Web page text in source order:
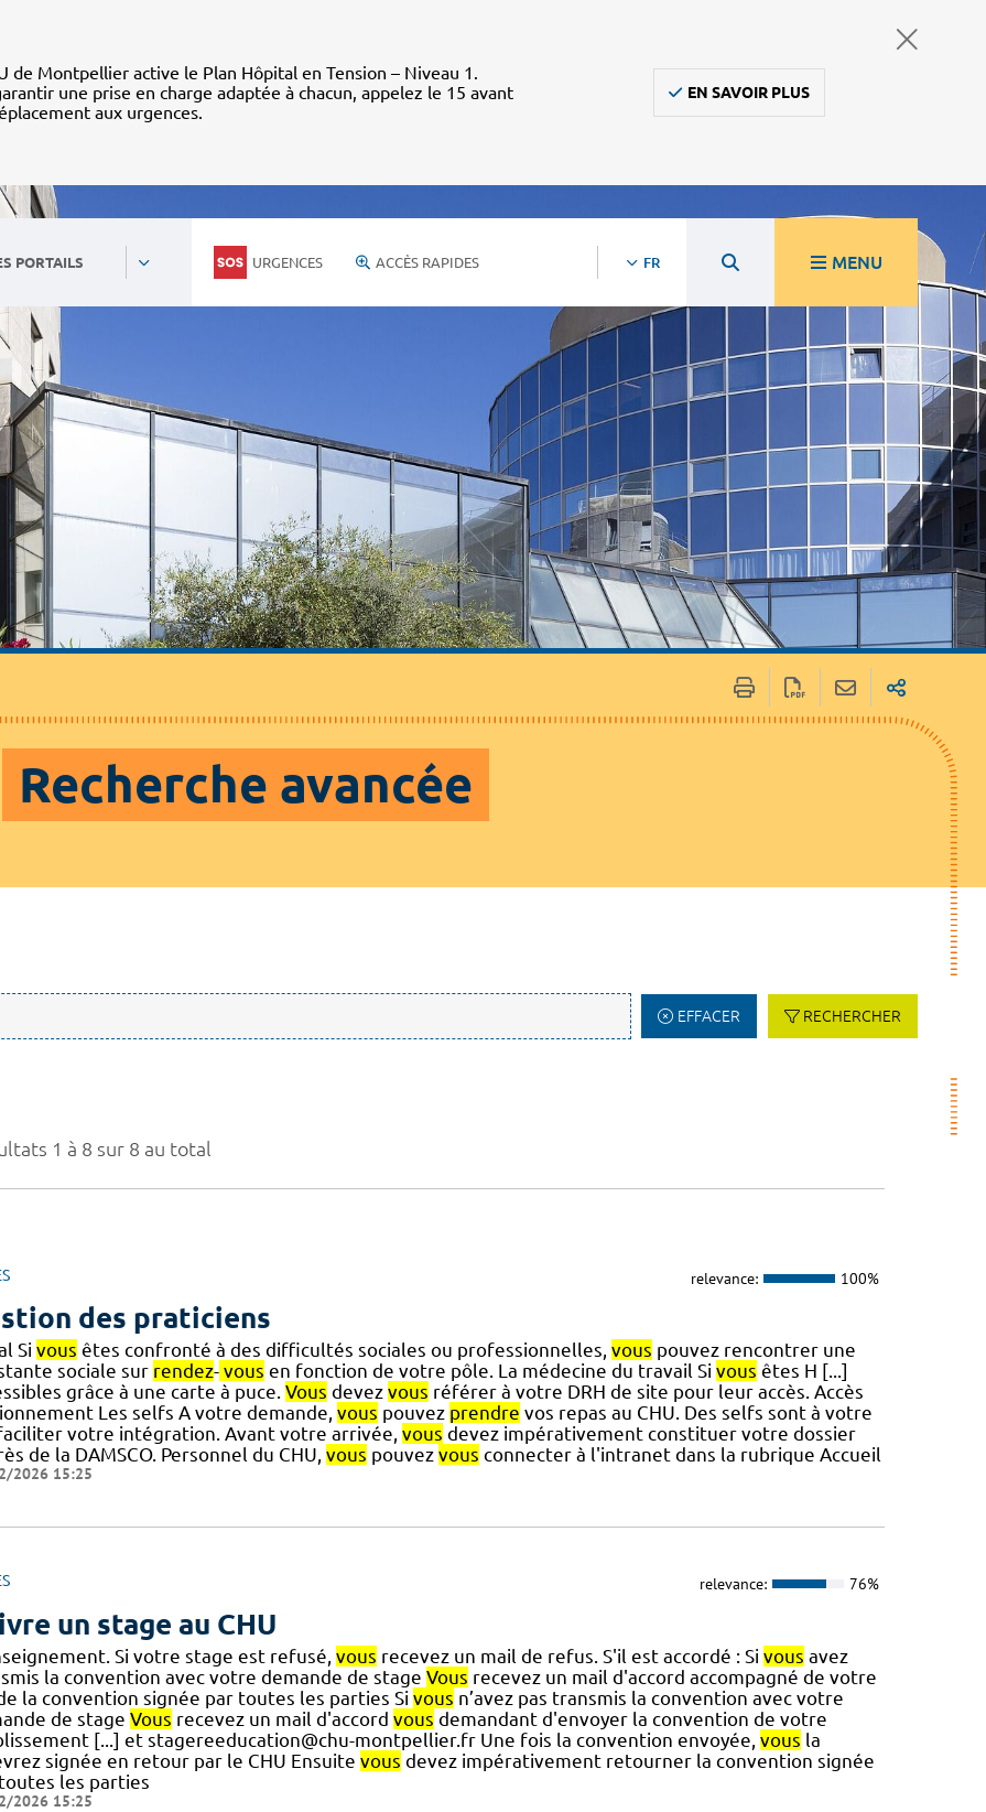
de Montpellier active le Plan Hôpital en Tension – Niveau 1.
une prise en charge adaptée à chacun, appelez le 15 avant
aux urgences.
EN SAVOIR PLUS
PORTAILS URGENCES ACCÈS RAPIDES FR MENU
Recherche avancée
EFFACER RECHERCHER
1 à 8 sur 8 au total
relevance: 100%
des praticiens
Si vous êtes confronté à des difficultés sociales ou professionnelles, vous pouvez rencontrer une
sociale sur rendez- vous en fonction de votre pôle. La médecine du travail Si vous êtes H [...]
grâce à une carte à puce. Vous devez vous référer à votre DRH de site pour leur accès. Accès
Les selfs A votre demande, vous pouvez prendre vos repas au CHU. Des selfs sont à votre
votre intégration. Avant votre arrivée, vous devez impérativement constituer votre dossier
de la DAMSCO. Personnel du CHU, vous pouvez vous connecter à l'intranet dans la rubrique Accueil
2026 15:25
relevance: 76%
un stage au CHU
Si votre stage est refusé, vous recevez un mail de refus. S'il est accordé : Si vous avez
la convention avec votre demande de stage Vous recevez un mail d'accord accompagné de votre
la convention signée par toutes les parties Si vous n’avez pas transmis la convention avec votre
de stage Vous recevez un mail d'accord vous demandant d'envoyer la convention de votre
[...] et stagereeducation@chu-montpellier.fr Une fois la convention envoyée, vous la
signée en retour par le CHU Ensuite vous devez impérativement retourner la convention signée
les parties
2026 15:25